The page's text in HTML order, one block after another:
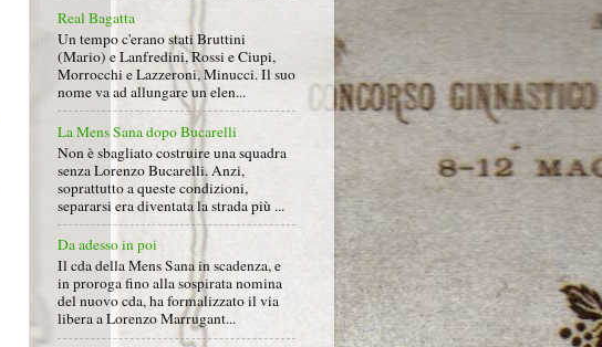
Real Bagatta
Un tempo c'erano stati Bruttini
(Mario) e Lanfredini, Rossi e Ciupi,
Morrocchi e Lazzeroni, Minucci. Il suo
nome va ad allungare un elen...
La Mens Sana dopo Bucarelli
Non è sbagliato costruire una squadra
senza Lorenzo Bucarelli. Anzi,
soprattutto a queste condizioni,
separarsi era diventata la strada più ...
Da adesso in poi
Il cda della Mens Sana in scadenza, e
in proroga fino alla sospirata nomina
del nuovo cda, ha formalizzato il via
libera a Lorenzo Marrugant...